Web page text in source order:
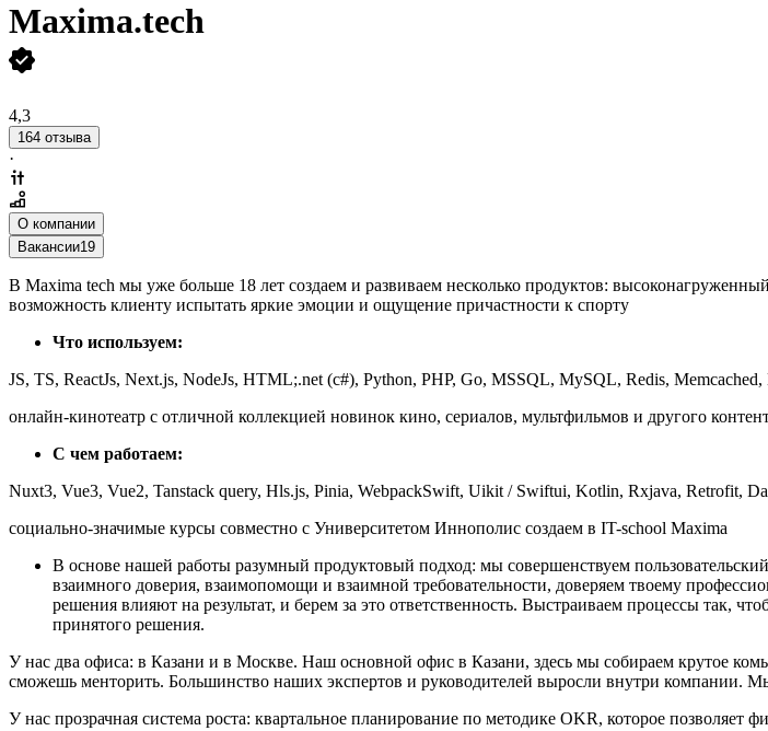
Maxima.tech
4,3
164 отзыва
·
О компании
Вакансии19
В Maxima tech мы уже больше 18 лет создаем и развиваем несколько продуктов:
возможность клиенту испытать яркие эмоции и ощущение причастности к спорту
Что используем:
JS, TS, ReactJs, Next.js, NodeJs, HTML;.net (c#), Python, PHP, Go, MSSQL, MySQL, Redis,
онлайн-кинотеатр с отличной коллекцией новинок кино, сериалов, мультфильмов и другого
С чем работаем:
Nuxt3, Vue3, Vue2, Tanstack query, Hls.js, Pinia, WebpackSwift, Uikit / Swiftui, Kotlin, Rxjava, Retrofit,
социально-значимые курсы совместно с Университетом Иннополис создаем в IT-school Maxima
В основе нашей работы разумный продуктовый подход: мы совершенствуем
взаимного доверия, взаимопомощи и взаимной требовательности, доверяем твоему
решения влияют на результат, и берем за это ответственность. Выстраиваем процессы так,
принятого решения.
У нас два офиса: в Казани и в Москве. Наш основной офис в Казани, здесь мы собираем крутое
сможешь менторить. Большинство наших экспертов и руководителей выросли внутри компании.
У нас прозрачная система роста: квартальное планирование по методике OKR, которое позволяет